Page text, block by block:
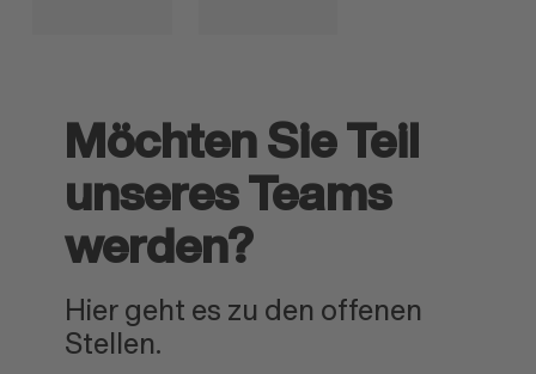
Möchten Sie Teil
unseres Teams
werden?
Hier geht es zu den offenen
Stellen.